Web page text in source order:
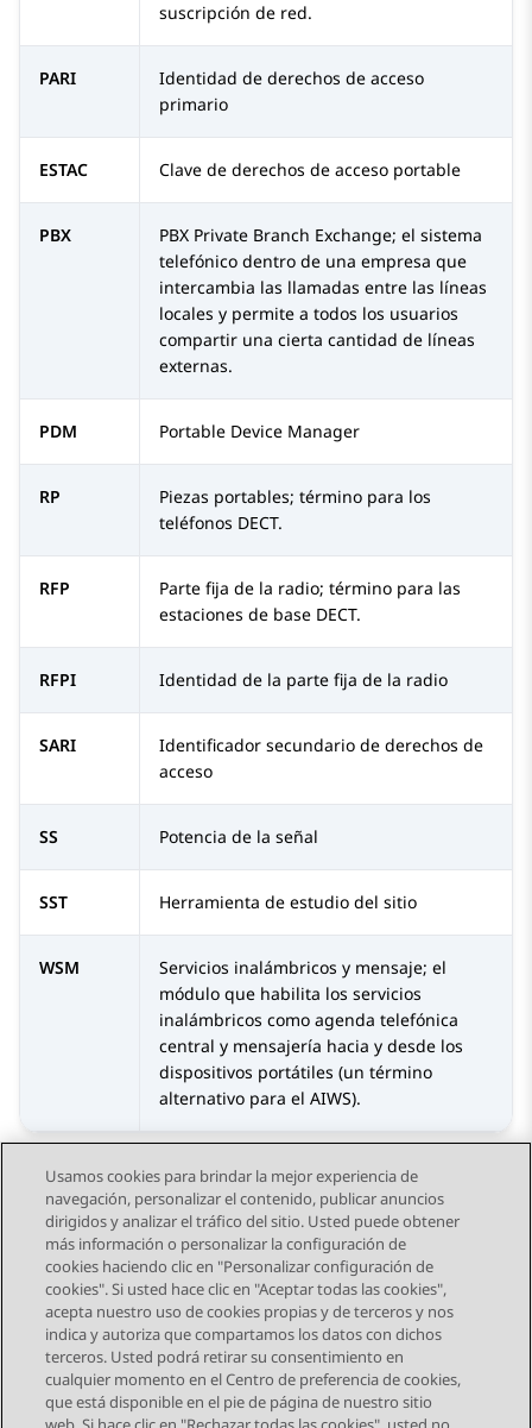
suscripción de red.
PARI
Identidad de derechos de acceso
primario
ESTAC Clave de derechos de acceso portable
PBX
PBX Private Branch Exchange; el sistema
telefónico dentro de una empresa que
intercambia las llamadas entre las líneas
locales y permite a todos los usuarios
compartir una cierta cantidad de líneas
externas.
PDM Portable Device Manager
RP
Piezas portables; término para los
teléfonos DECT.
RFP
Parte fija de la radio; término para las
estaciones de base DECT.
RFPI Identidad de la parte fija de la radio
SARI
Identificador secundario de derechos de
acceso
SS Potencia de la señal
SST Herramienta de estudio del sitio
WSM
Servicios inalámbricos y mensaje; el
módulo que habilita los servicios
inalámbricos como agenda telefónica
central y mensajería hacia y desde los
dispositivos portátiles (un término
alternativo para el AIWS).
Send Feedback
Navegación de tema
Tema anterior
Usamos cookies para brindar la mejor experiencia de
navegación, personalizar el contenido, publicar anuncios
dirigidos y analizar el tráfico del sitio. Usted puede obtener
más información o personalizar la configuración de
cookies haciendo clic en "Personalizar configuración de
cookies". Si usted hace clic en "Aceptar todas las cookies",
acepta nuestro uso de cookies propias y de terceros y nos
indica y autoriza que compartamos los datos con dichos
terceros. Usted podrá retirar su consentimiento en
cualquier momento en el Centro de preferencia de cookies,
que está disponible en el pie de página de nuestro sitio